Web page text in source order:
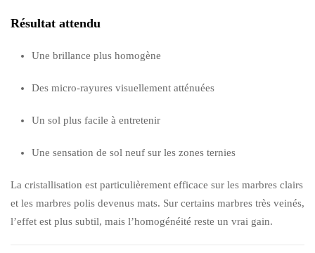
Résultat attendu
Une brillance plus homogène
Des micro-rayures visuellement atténuées
Un sol plus facile à entretenir
Une sensation de sol neuf sur les zones ternies
La cristallisation est particulièrement efficace sur les marbres clairs
et les marbres polis devenus mats. Sur certains marbres très veinés,
l’effet est plus subtil, mais l’homogénéité reste un vrai gain.